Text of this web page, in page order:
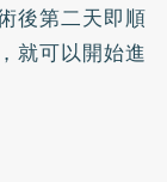
後第二天即順
就可以開始進